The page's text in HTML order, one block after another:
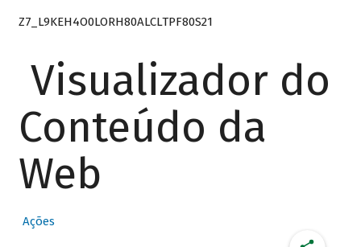
Z7_L9KEH4O0LORH80ALCLTPF80S21
Visualizador do
Conteúdo da
Web
Ações